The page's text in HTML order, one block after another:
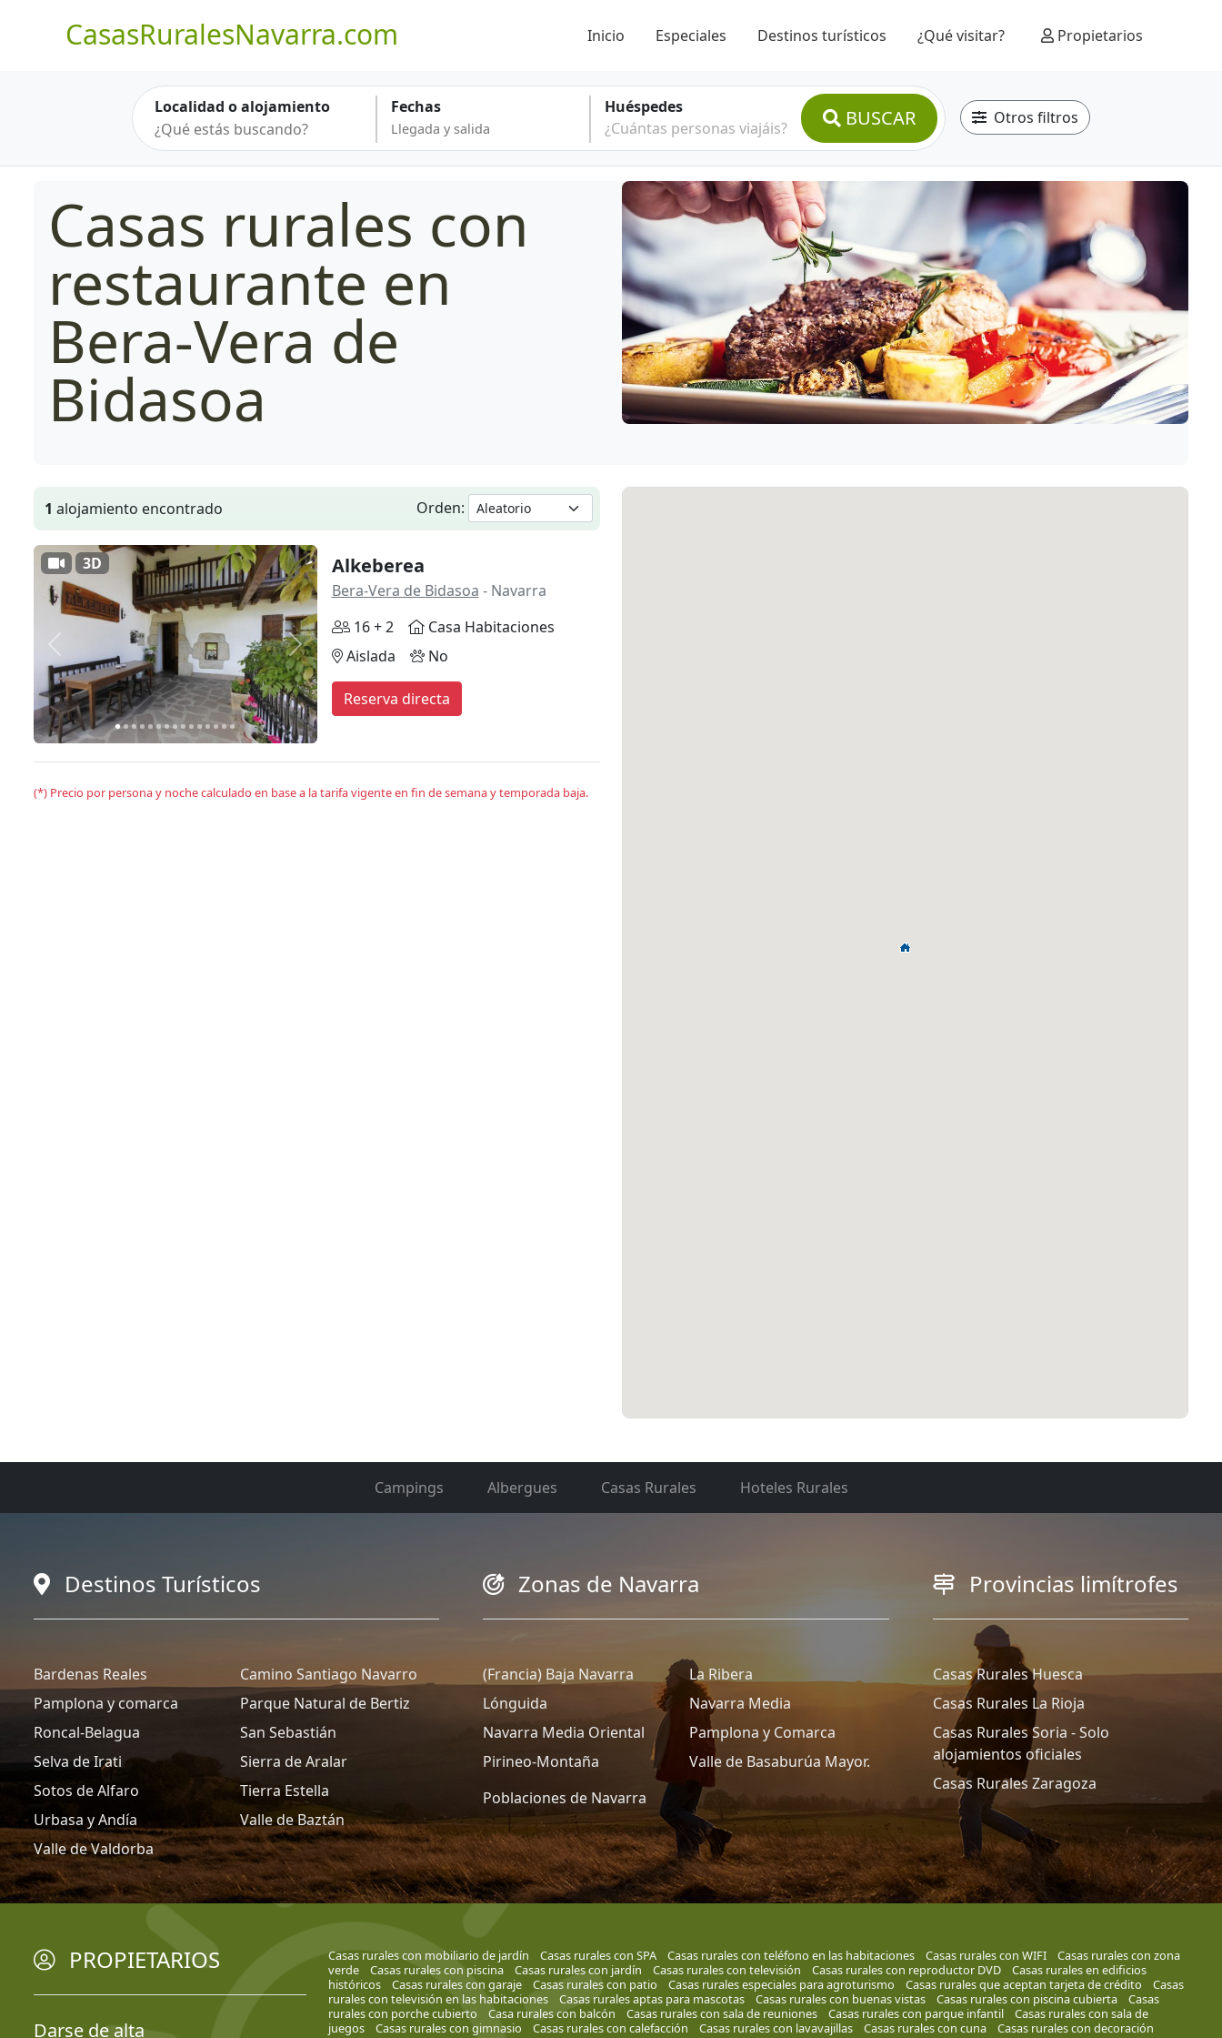
CasasRuralesNavarra.com Inicio Especiales Destinos turísticos ¿Qué visitar? Propietarios
Localidad o alojamiento Fechas
Huéspedes
¿Cuántas personas viajáis?
BUSCAR Otros filtros
Casas rurales con
restaurante en
Bera-Vera de
Bidasoa
1 alojamiento encontrado Orden:
Anterior Siguiente
3D Alkeberea
Bera-Vera de Bidasoa - Navarra
16 + 2
Casa Habitaciones
Aislada
No
Reserva directa
(*) Precio por persona y noche calculado en base a la tarifa vigente en fin de semana y temporada baja.
Campings Albergues Casas Rurales Hoteles Rurales
Destinos Turísticos
Bardenas Reales
Camino Santiago Navarro
Pamplona y comarca
Parque Natural de Bertiz
Roncal-Belagua
San Sebastián
Selva de Irati
Sierra de Aralar
Sotos de Alfaro
Tierra Estella
Urbasa y Andía
Valle de Baztán
Valle de Valdorba
Zonas de Navarra
(Francia) Baja Navarra
La Ribera
Lónguida
Navarra Media
Navarra Media Oriental
Pamplona y Comarca
Pirineo-Montaña
Valle de Basaburúa Mayor.
Poblaciones de Navarra
Provincias limítrofes
Casas Rurales Huesca
Casas Rurales La Rioja
Casas Rurales Soria - Solo
alojamientos oficiales
Casas Rurales Zaragoza
PROPIETARIOS
Darse de alta
Casas rurales con mobiliario de jardín Casas rurales con SPA Casas rurales con teléfono en las habitaciones Casas rurales con WIFI
Casas rurales con zona
verde
Casas rurales con piscina Casas rurales con jardín Casas rurales con televisión Casas rurales con reproductor DVD
Casas rurales en edificios
históricos
Casas rurales con garaje Casas rurales con patio Casas rurales especiales para agroturismo Casas rurales que aceptan tarjeta de crédito
Casas
rurales con televisión en las habitaciones
Casas rurales aptas para mascotas Casas rurales con buenas vistas Casas rurales con piscina cubierta
Casas
rurales con porche cubierto
Casa rurales con balcón Casas rurales con sala de reuniones Casas rurales con parque infantil
Casas rurales con sala de
juegos
Casas rurales con gimnasio Casas rurales con calefacción Casas rurales con lavavajillas Casas rurales con cuna
Casas rurales con decoración